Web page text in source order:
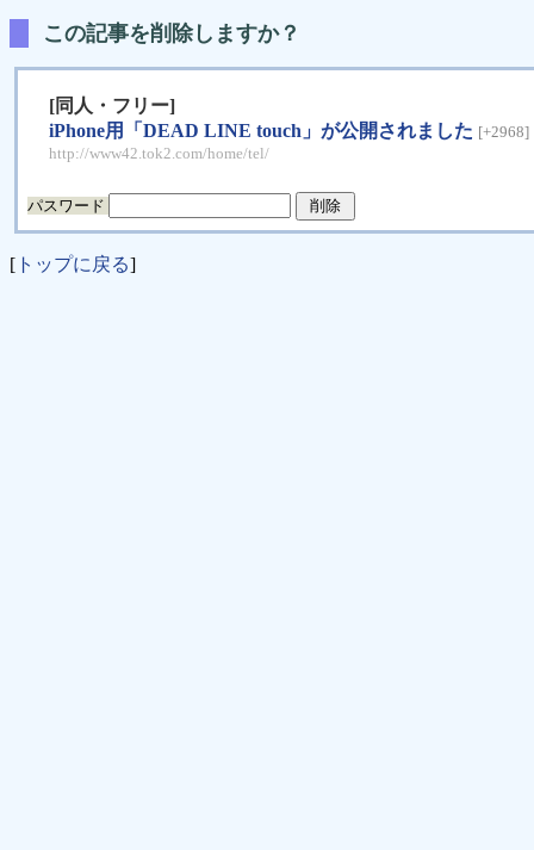
この記事を削除しますか？
[同人・フリー]
iPhone用「DEAD LINE touch」が公開されました [+2968]
http://www42.tok2.com/home/tel/
パスワード
[ トップに戻る]